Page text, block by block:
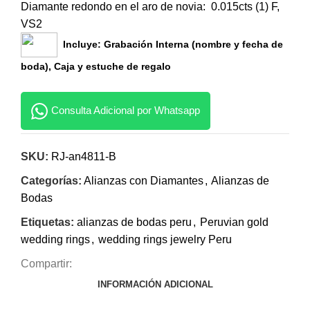
Diamante redondo en el aro de novia: 0.015cts (1) F,
VS2
Incluye: Grabación Interna (nombre y fecha de
boda), Caja y estuche de regalo
Consulta Adicional por Whatsapp
SKU: RJ-an4811-B
Categorías: Alianzas con Diamantes, Alianzas de
Bodas
Etiquetas: alianzas de bodas peru , Peruvian gold
wedding rings, wedding rings jewelry Peru
Compartir:
INFORMACIÓN ADICIONAL